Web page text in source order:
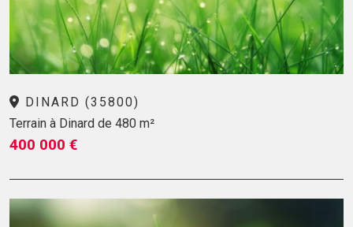
DINARD (35800)
Terrain à Dinard de 480 m²
400 000 €